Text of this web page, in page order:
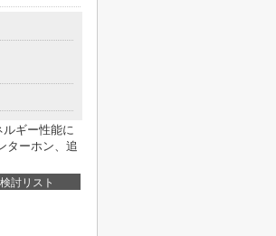
ギー性能に
ターホン、追
検討リスト